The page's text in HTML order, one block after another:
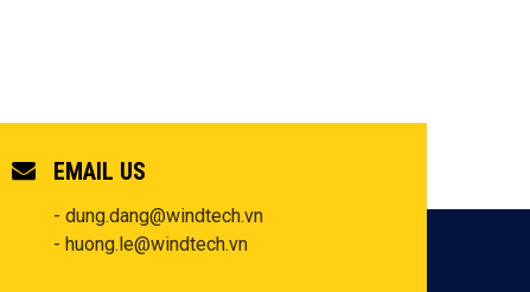
EMAIL US
- dung.dang@windtech.vn
- huong.le@windtech.vn